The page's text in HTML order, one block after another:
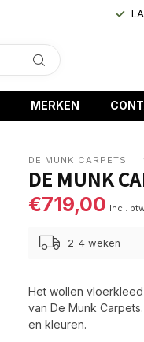
MERKEN
DE MUNK CARPETS
DE MUNK
€719,00 Incl.
2-4 weken
Het wollen
van De Munk
en kleuren.